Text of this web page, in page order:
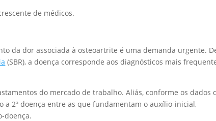
de médicos.
da dor associada à osteoartrite é uma demanda urgente.
(SBR), a doença corresponde aos diagnósticos mais
do mercado de trabalho. Aliás, conforme os dados
a 2ª doença entre as que fundamentam o auxílio-inicial,
doença.